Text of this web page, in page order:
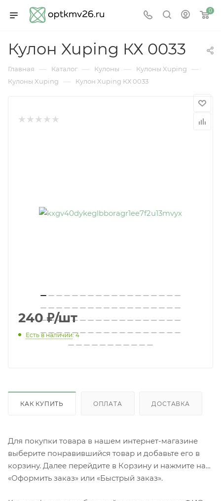
0
Кулон Xuping КХ 0033
Главная — Каталог — Кулоны — Кулоны Xuping —
Кулоны Xuping — Кулон Xuping КХ 0033
240₽/шт
Есть в наличии: 4
КАК КУПИТЬ ОПЛАТА ДОСТАВКА
Для покупки товара в нашем интернет-магазине
выберите понравившийся товар и добавьте его в
корзину. Далее перейдите в Корзину и нажмите на
«Оформить заказ» или «Быстрый заказ».